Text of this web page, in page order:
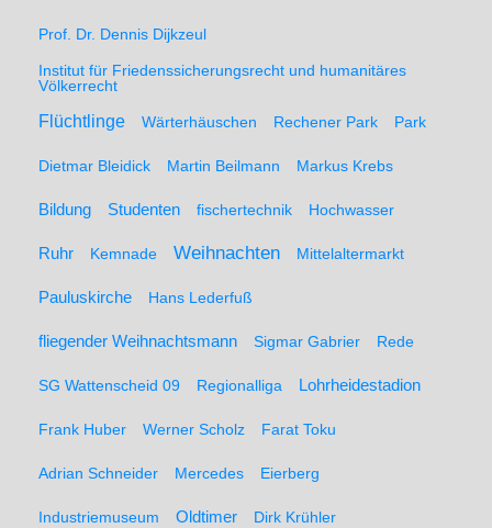
Prof. Dr. Dennis Dijkzeul
Institut für Friedenssicherungsrecht und humanitäres
Völkerrecht
Flüchtlinge Wärterhäuschen Rechener Park Park
Dietmar Bleidick Martin Beilmann Markus Krebs
Bildung Studenten fischertechnik Hochwasser
Ruhr Kemnade Weihnachten Mittelaltermarkt
Pauluskirche Hans Lederfuß
fliegender Weihnachtsmann Sigmar Gabrier Rede
SG Wattenscheid 09 Regionalliga Lohrheidestadion
Frank Huber Werner Scholz Farat Toku
Adrian Schneider Mercedes Eierberg
Industriemuseum Oldtimer Dirk Krühler